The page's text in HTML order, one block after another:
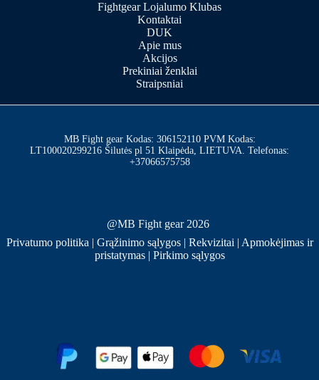
Fightgear Lojalumo Klubas
Kontaktai
DUK
Apie mus
Akcijos
Prekiniai ženklai
Straipsniai
MB Fight gear Kodas: 306152110 PVM Kodas:
LT100020299216 Šilutės pl 51 Klaipėda, LIETUVA. Telefonas:
+37066575758
@MB Fight gear 2026
Privatumo politika | Grąžinimo sąlygos | Rekvizitai | Apmokėjimas ir
pristatymas| Pirkimo sąlygos